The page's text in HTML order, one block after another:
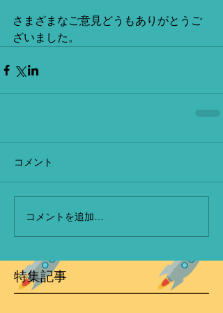
さまざまなご意見どうもありがとうご
ざいました。
コメント
コメントを追加…
特集記事